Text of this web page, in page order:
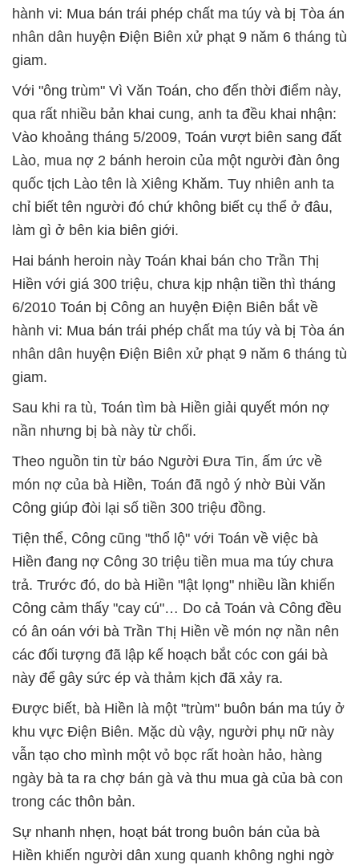
hành vi: Mua bán trái phép chất ma túy và bị Tòa án
nhân dân huyện Điện Biên xử phạt 9 năm 6 tháng tù
giam.
Với "ông trùm" Vì Văn Toán, cho đến thời điểm này,
qua rất nhiều bản khai cung, anh ta đều khai nhận:
Vào khoảng tháng 5/2009, Toán vượt biên sang đất
Lào, mua nợ 2 bánh heroin của một người đàn ông
quốc tịch Lào tên là Xiêng Khăm. Tuy nhiên anh ta
chỉ biết tên người đó chứ không biết cụ thể ở đâu,
làm gì ở bên kia biên giới.
Hai bánh heroin này Toán khai bán cho Trần Thị
Hiền với giá 300 triệu, chưa kịp nhận tiền thì tháng
6/2010 Toán bị Công an huyện Điện Biên bắt về
hành vi: Mua bán trái phép chất ma túy và bị Tòa án
nhân dân huyện Điện Biên xử phạt 9 năm 6 tháng tù
giam.
Sau khi ra tù, Toán tìm bà Hiền giải quyết món nợ
nần nhưng bị bà này từ chối.
Theo nguồn tin từ báo Người Đưa Tin, ấm ức về
món nợ của bà Hiền, Toán đã ngỏ ý nhờ Bùi Văn
Công giúp đòi lại số tiền 300 triệu đồng.
Tiện thể, Công cũng "thổ lộ" với Toán về việc bà
Hiền đang nợ Công 30 triệu tiền mua ma túy chưa
trả. Trước đó, do bà Hiền "lật lọng" nhiều lần khiến
Công cảm thấy "cay cú"… Do cả Toán và Công đều
có ân oán với bà Trần Thị Hiền về món nợ nần nên
các đối tượng đã lập kế hoạch bắt cóc con gái bà
này để gây sức ép và thảm kịch đã xảy ra.
Được biết, bà Hiền là một "trùm" buôn bán ma túy ở
khu vực Điện Biên. Mặc dù vậy, người phụ nữ này
vẫn tạo cho mình một vỏ bọc rất hoàn hảo, hàng
ngày bà ta ra chợ bán gà và thu mua gà của bà con
trong các thôn bản.
Sự nhanh nhẹn, hoạt bát trong buôn bán của bà
Hiền khiến người dân xung quanh không nghi ngờ